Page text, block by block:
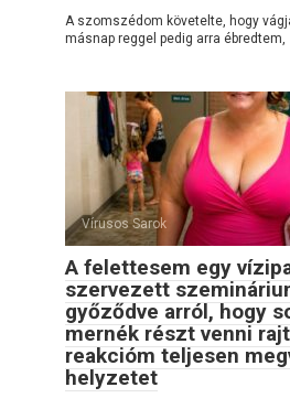
A szomszédom követelte, hogy
másnap reggel pedig arra ébredtem,
Vírusos Sarok
A felettesem egy
szervezett
győződve arról, hogy
mernék részt venni
reakcióm teljesen
helyzetet